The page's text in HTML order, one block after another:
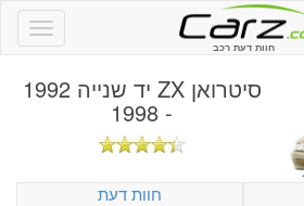
חוות דעת רכב
סיטרואן ZX יד שנייה 1992
- 1998
חוות דעת